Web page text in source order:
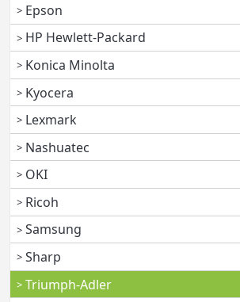
Epson
HP Hewlett-Packard
Konica Minolta
Kyocera
Lexmark
Nashuatec
OKI
Ricoh
Samsung
Sharp
Triumph-Adler